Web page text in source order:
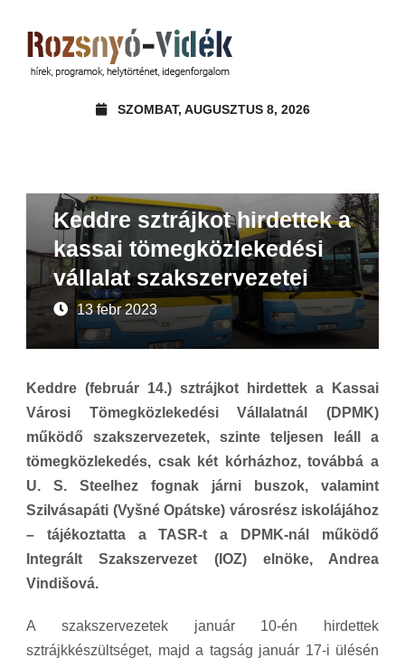
SZOMBAT, AUGUSZTUS 8, 2026
Keddre sztrájkot hirdettek a
kassai tömegközlekedési
vállalat szakszervezetei
13 febr 2023
Keddre (február 14.) sztrájkot hirdettek a Kassai
Városi Tömegközlekedési Vállalatnál (DPMK)
működő szakszervezetek, szinte teljesen leáll a
tömegközlekedés, csak két kórházhoz, továbbá a
U. S. Steelhez fognak járni buszok, valamint
Szilvásapáti (Vyšné Opátske) városrész iskolájához
– tájékoztatta a TASR-t a DPMK-nál működő
Integrált Szakszervezet (IOZ) elnöke, Andrea
Vindišová.
A szakszervezetek január 10-én hirdettek
sztrájkkészültséget, majd a tagság január 17-i ülésén